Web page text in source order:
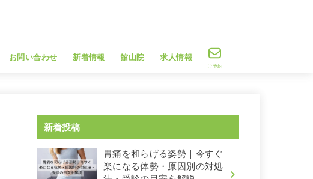
お問い合わせ 新着情報 館山院 求人情報
ご予約
新着投稿
胃痛を和らげる姿勢｜今すぐ
楽になる体勢・原因別の対処